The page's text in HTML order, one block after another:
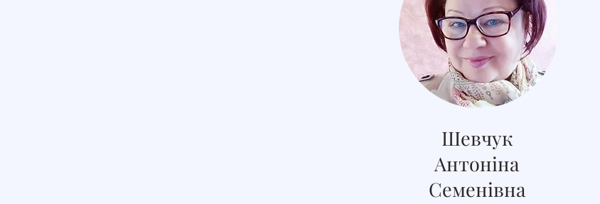
Шевчук
Антоніна
Семенівна